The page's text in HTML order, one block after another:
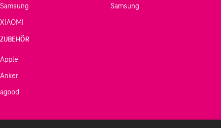
Samsung
XIAOMI
Samsung
ZUBEHÖR
Apple
Anker
agood